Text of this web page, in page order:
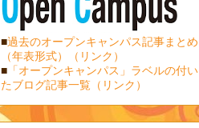
■過去のオープンキャンパス記事まとめ
（年表形式）（リンク）
■ 「オープンキャンパス」ラベルの付い
たブログ記事一覧（リンク）